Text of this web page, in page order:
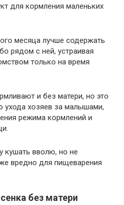
для кормления маленьких
месяца лучше содержать
рядом с ней, устраивая
только на время
и без матери, но это
ухода хозяев за малышами,
режима кормлений и
кушать вволю, но не
вредно для пищеварения
без матери